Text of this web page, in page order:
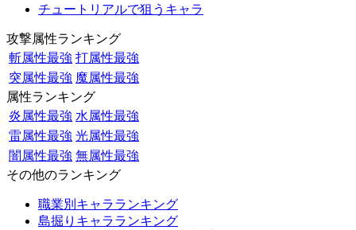
チュートリアルで狙うキャラ
攻撃属性ランキング
斬属性最強 打属性最強
突属性最強 魔属性最強
属性ランキング
炎属性最強 水属性最強
雷属性最強 光属性最強
闇属性最強 無属性最強
その他のランキング
職業別キャラランキング
島掘りキャラランキング